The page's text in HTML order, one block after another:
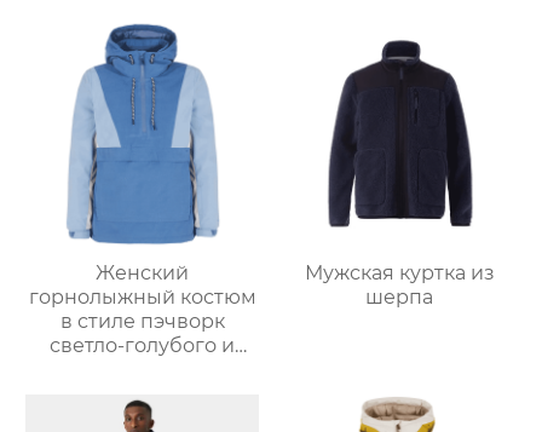
Женский
горнолыжный костюм
в стиле пэчворк
светло-голубого и
Мужская куртка из
шерпа